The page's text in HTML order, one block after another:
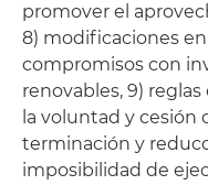
promover el
8) modificaciones
compromisos con
renovables, 9)
la voluntad y cesión
terminación y
imposibilidad de